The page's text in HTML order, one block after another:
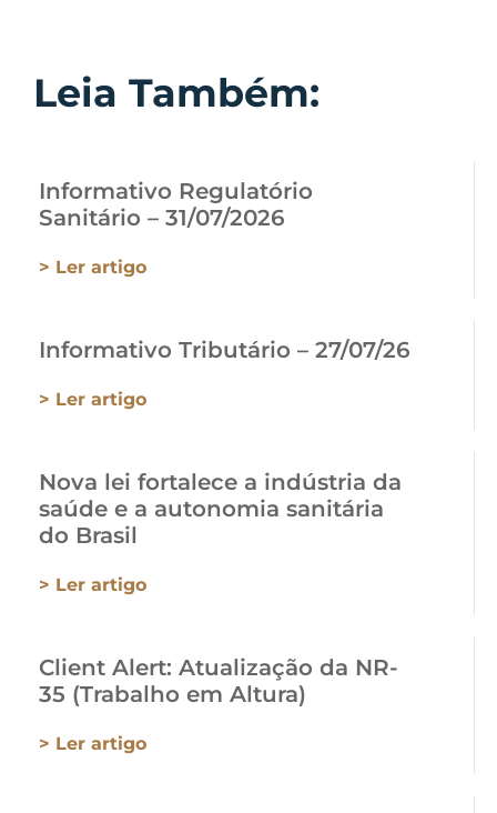
Leia Também:
Informativo Regulatório
Sanitário – 31/07/2026
> Ler artigo
Informativo Tributário – 27/07/26
> Ler artigo
Nova lei fortalece a indústria da
saúde e a autonomia sanitária
do Brasil
> Ler artigo
Client Alert: Atualização da NR-
35 (Trabalho em Altura)
> Ler artigo